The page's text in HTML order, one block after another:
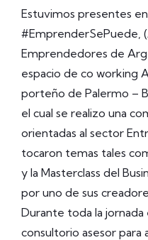
Estuvimos presentes
#EmprenderSePuede,
Emprendedores de
espacio de co working
porteño de Palermo –
el cual se realizo una
orientadas al sector
tocaron temas tales
y la Masterclass del
por uno de sus
Durante toda la jornada
consultorio asesor para